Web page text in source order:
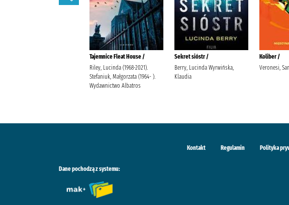
Tajemnice Fleat House /
Riley, Lucinda (1968-2021).
Stefaniuk, Małgorzata (1964- ).
Wydawnictwo Albatros
Sekret sióstr /
Berry, Lucinda Wyrwińska,
Klaudia
Koliber /
Veronesi,
Kontakt Regulamin Polityka
Dane pochodzą z systemu: